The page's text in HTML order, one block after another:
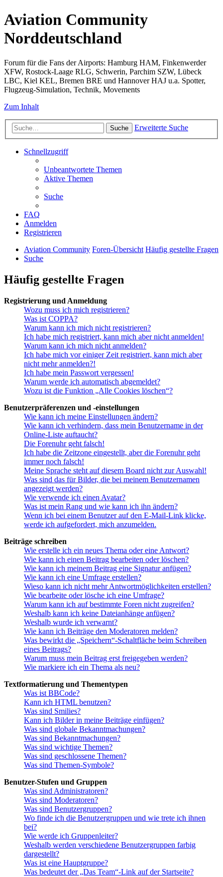
Aviation Community
Norddeutschland
Forum für die Fans der Airports: Hamburg HAM, Finkenwerder
XFW, Rostock-Laage RLG, Schwerin, Parchim SZW, Lübeck
LBC, Kiel KEL, Bremen BRE und Hannover HAJ u.a. Spotter,
Flugzeug-Simulation, Technik, Movements
Zum Inhalt
Suche Erweiterte Suche
Schnellzugriff
Unbeantwortete Themen
Aktive Themen
Suche
FAQ
Anmelden
Registrieren
Aviation Community Foren-Übersicht Häufig gestellte Fragen
Suche
Häufig gestellte Fragen
Registrierung und Anmeldung
Wozu muss ich mich registrieren?
Was ist COPPA?
Warum kann ich mich nicht registrieren?
Ich habe mich registriert, kann mich aber nicht anmelden!
Warum kann ich mich nicht anmelden?
Ich habe mich vor einiger Zeit registriert, kann mich aber
nicht mehr anmelden?!
Ich habe mein Passwort vergessen!
Warum werde ich automatisch abgemeldet?
Wozu ist die Funktion „Alle Cookies löschen“?
Benutzerpräferenzen und -einstellungen
Wie kann ich meine Einstellungen ändern?
Wie kann ich verhindern, dass mein Benutzername in der
Online-Liste auftaucht?
Die Forenuhr geht falsch!
Ich habe die Zeitzone eingestellt, aber die Forenuhr geht
immer noch falsch!
Meine Sprache steht auf diesem Board nicht zur Auswahl!
Was sind das für Bilder, die bei meinem Benutzernamen
angezeigt werden?
Wie verwende ich einen Avatar?
Was ist mein Rang und wie kann ich ihn ändern?
Wenn ich bei einem Benutzer auf den E-Mail-Link klicke,
werde ich aufgefordert, mich anzumelden.
Beiträge schreiben
Wie erstelle ich ein neues Thema oder eine Antwort?
Wie kann ich einen Beitrag bearbeiten oder löschen?
Wie kann ich meinem Beitrag eine Signatur anfügen?
Wie kann ich eine Umfrage erstellen?
Wieso kann ich nicht mehr Antwortmöglichkeiten erstellen?
Wie bearbeite oder lösche ich eine Umfrage?
Warum kann ich auf bestimmte Foren nicht zugreifen?
Weshalb kann ich keine Dateianhänge anfügen?
Weshalb wurde ich verwarnt?
Wie kann ich Beiträge den Moderatoren melden?
Was bewirkt die „Speichern“-Schaltfläche beim Schreiben
eines Beitrags?
Warum muss mein Beitrag erst freigegeben werden?
Wie markiere ich ein Thema als neu?
Textformatierung und Thementypen
Was ist BBCode?
Kann ich HTML benutzen?
Was sind Smilies?
Kann ich Bilder in meine Beiträge einfügen?
Was sind globale Bekanntmachungen?
Was sind Bekanntmachungen?
Was sind wichtige Themen?
Was sind geschlossene Themen?
Was sind Themen-Symbole?
Benutzer-Stufen und Gruppen
Was sind Administratoren?
Was sind Moderatoren?
Was sind Benutzergruppen?
Wo finde ich die Benutzergruppen und wie trete ich ihnen
bei?
Wie werde ich Gruppenleiter?
Weshalb werden verschiedene Benutzergruppen farbig
dargestellt?
Was ist eine Hauptgruppe?
Was bedeutet der „Das Team“-Link auf der Startseite?